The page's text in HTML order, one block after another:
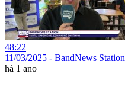
48:22
11/03/2025 - BandNews Station
há 1 ano